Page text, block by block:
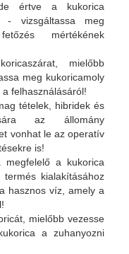
értve a kukorica
- vizsgáltassa meg
mértékének
mielőbb
meg kukoricamoly
felhasználásáról!
tételek, hibridek és
az állomány
vonhat le az operatív
is!
a kukorica
kialakításához
hasznos víz, amely a
mielőbb vezesse
a zuhanyozni